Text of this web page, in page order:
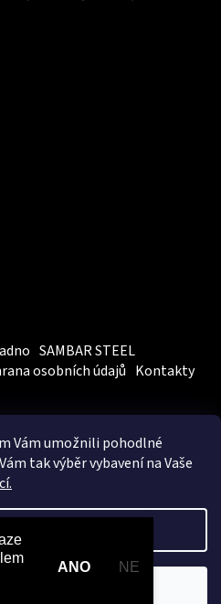
Vámumožnili pohodlné
tak výběr vybavení na Vaše
SAMBAR STEEL
osobních údajů Kontakty
Shoptet
. Všechna práva vyhrazena.
cookies
ANO NE